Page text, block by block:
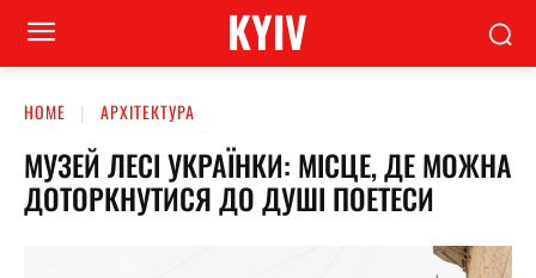
KYIV
HOME АРХІТЕКТУРА
МУЗЕЙ ЛЕСІ УКРАЇНКИ: МІСЦЕ, ДЕ МОЖНА
ДОТОРКНУТИСЯ ДО ДУШІ ПОЕТЕСИ